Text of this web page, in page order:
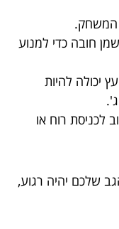
המשחק.
חובה כדי למנוע
יכולה להיות
לכניסת רוח או
שלכם יהיה רגוע,